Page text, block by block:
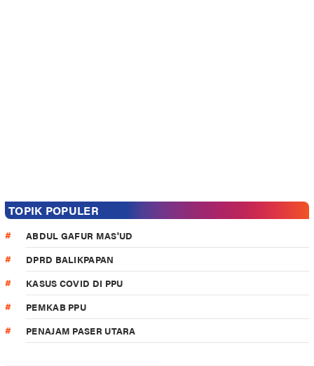
TOPIK POPULER
ABDUL GAFUR MAS'UD
DPRD BALIKPAPAN
KASUS COVID DI PPU
PEMKAB PPU
PENAJAM PASER UTARA